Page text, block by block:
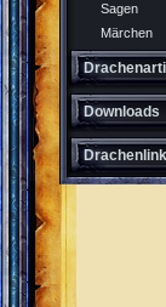
Sagen
Märchen
Downloads